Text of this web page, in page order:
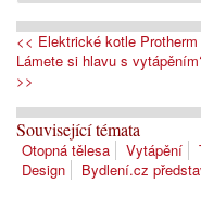
<< Elektrické kotle Protherm
Lámete si hlavu s
>>
Související témata
Otopná tělesa Vytápění
Design
Bydlení.cz